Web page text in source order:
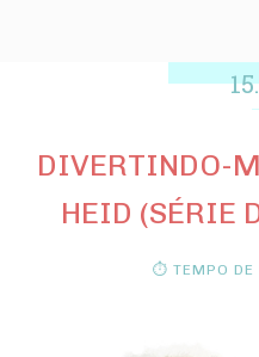
DIVERTINDO-
HEID (SÉRIE
⏱ TEMPO DE